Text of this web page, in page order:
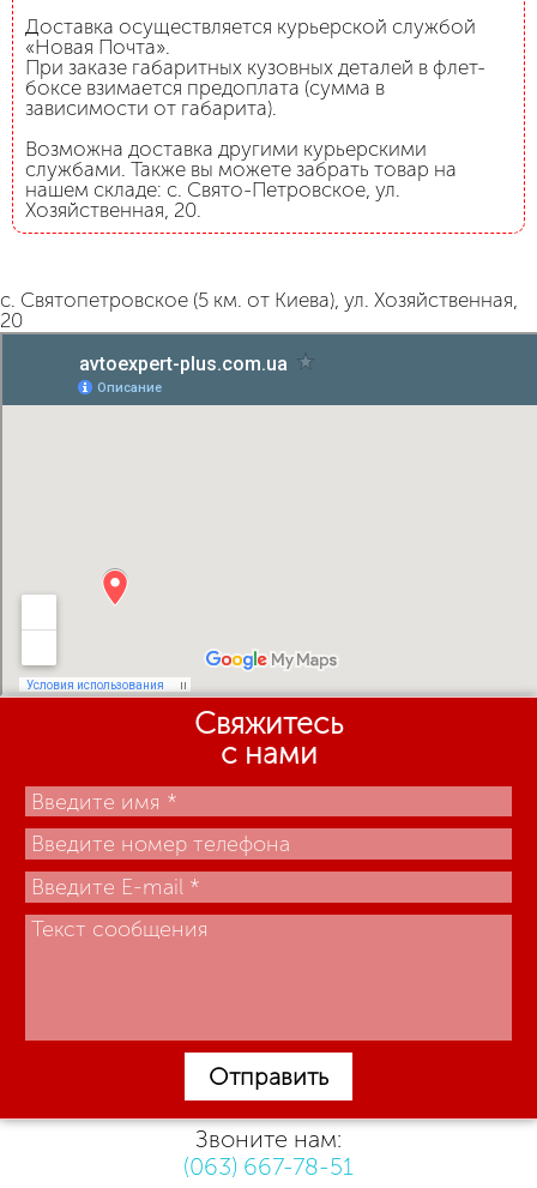
Доставка осуществляется курьерской службой
«Новая Почта».
При заказе габаритных кузовных деталей в флет-
боксе взимается предоплата (сумма в
зависимости от габарита).
Возможна доставка другими курьерскими
службами. Также вы можете забрать товар на
нашем складе: с. Свято-Петровское, ул.
Хозяйственная, 20.
с. Святопетровское (5 км. от Киева), ул. Хозяйственная,
20
Свяжитесь
с нами
Отправить
Звоните нам:
(063) 667-78-51